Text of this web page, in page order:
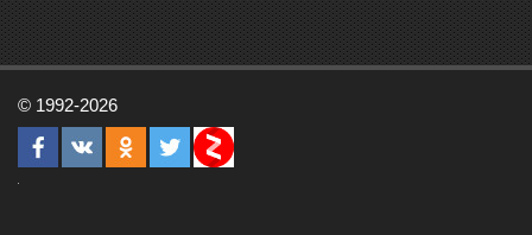
Рекламодателям
Контактная информация
© 1992-2026